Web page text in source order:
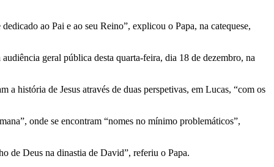
ao Pai e ao seu Reino”, explicou o Papa, na catequese,
geral pública desta quarta-feira, dia 18 de dezembro, na
história de Jesus através de duas perspetivas, em Lucas, “com os
onde se encontram “nomes no mínimo problemáticos”,
de Deus na dinastia de David”, referiu o Papa.